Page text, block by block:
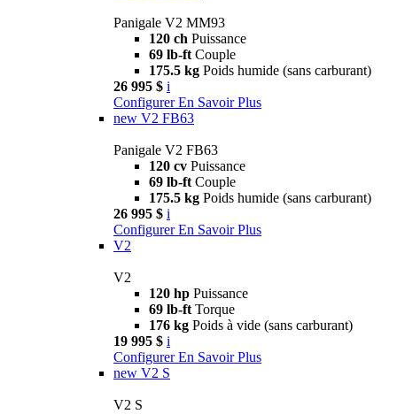
Panigale V2 MM93
120 ch Puissance
69 lb-ft Couple
175.5 kg Poids humide (sans carburant)
26 995 $ i
Configurer En Savoir Plus
new V2 FB63
Panigale V2 FB63
120 cv Puissance
69 lb-ft Couple
175.5 kg Poids humide (sans carburant)
26 995 $ i
Configurer En Savoir Plus
V2
V2
120 hp Puissance
69 lb-ft Torque
176 kg Poids à vide (sans carburant)
19 995 $ i
Configurer En Savoir Plus
new V2 S
V2 S